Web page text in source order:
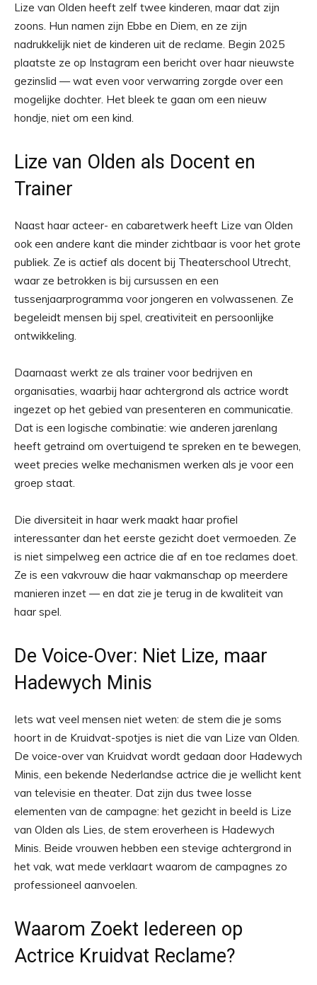
Lize van Olden heeft zelf twee kinderen, maar dat zijn
zoons. Hun namen zijn Ebbe en Diem, en ze zijn
nadrukkelijk niet de kinderen uit de reclame. Begin 2025
plaatste ze op Instagram een bericht over haar nieuwste
gezinslid — wat even voor verwarring zorgde over een
mogelijke dochter. Het bleek te gaan om een nieuw
hondje, niet om een kind.
Lize van Olden als Docent en
Trainer
Naast haar acteer- en cabaretwerk heeft Lize van Olden
ook een andere kant die minder zichtbaar is voor het grote
publiek. Ze is actief als docent bij Theaterschool Utrecht,
waar ze betrokken is bij cursussen en een
tussenjaarprogramma voor jongeren en volwassenen. Ze
begeleidt mensen bij spel, creativiteit en persoonlijke
ontwikkeling.
Daarnaast werkt ze als trainer voor bedrijven en
organisaties, waarbij haar achtergrond als actrice wordt
ingezet op het gebied van presenteren en communicatie.
Dat is een logische combinatie: wie anderen jarenlang
heeft getraind om overtuigend te spreken en te bewegen,
weet precies welke mechanismen werken als je voor een
groep staat.
Die diversiteit in haar werk maakt haar profiel
interessanter dan het eerste gezicht doet vermoeden. Ze
is niet simpelweg een actrice die af en toe reclames doet.
Ze is een vakvrouw die haar vakmanschap op meerdere
manieren inzet — en dat zie je terug in de kwaliteit van
haar spel.
De Voice-Over: Niet Lize, maar
Hadewych Minis
Iets wat veel mensen niet weten: de stem die je soms
hoort in de Kruidvat-spotjes is niet die van Lize van Olden.
De voice-over van Kruidvat wordt gedaan door Hadewych
Minis, een bekende Nederlandse actrice die je wellicht kent
van televisie en theater. Dat zijn dus twee losse
elementen van de campagne: het gezicht in beeld is Lize
van Olden als Lies, de stem eroverheen is Hadewych
Minis. Beide vrouwen hebben een stevige achtergrond in
het vak, wat mede verklaart waarom de campagnes zo
professioneel aanvoelen.
Waarom Zoekt Iedereen op
Actrice Kruidvat Reclame?